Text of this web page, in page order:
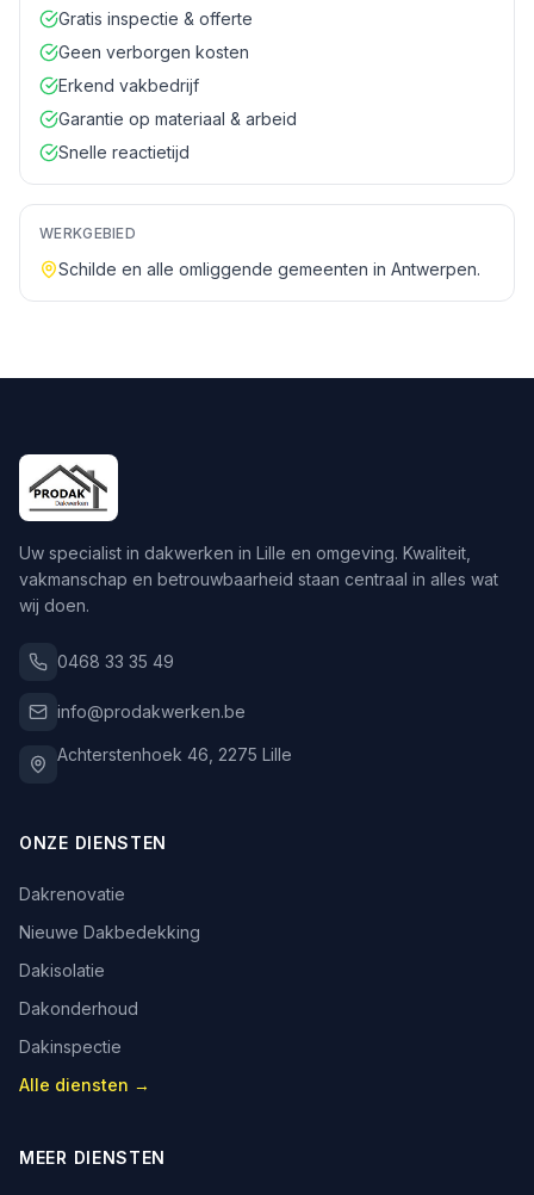
Gratis inspectie & offerte
Geen verborgen kosten
Erkend vakbedrijf
Garantie op materiaal & arbeid
Snelle reactietijd
WERKGEBIED
Schilde en alle omliggende gemeenten in Antwerpen.
Uw specialist in dakwerken in Lille en omgeving. Kwaliteit,
vakmanschap en betrouwbaarheid staan centraal in alles wat
wij doen.
0468 33 35 49
info@prodakwerken.be
Achterstenhoek 46 2275 Lille
ONZE DIENSTEN
Dakrenovatie
Nieuwe Dakbedekking
Dakisolatie
Dakonderhoud
Dakinspectie
Alle diensten →
MEER DIENSTEN